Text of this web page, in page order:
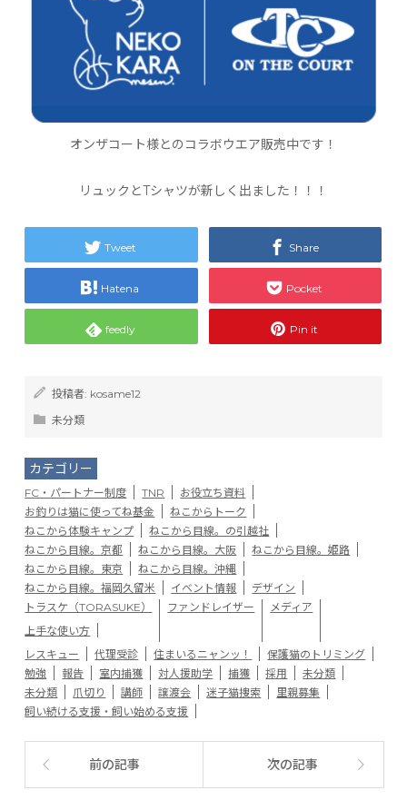
オンザコート様とのコラボウエア販売中です！
リュックとTシャツが新しく出ました！！！
Tweet Share
Hatena Pocket
feedly Pin it
投稿者: kosame12
未分類
カテゴリー
FC・パートナー制度 TNR
お役立ち資料
お釣りは猫に使ってね基金
ねこからトーク
ねこから体験キャンプ
ねこから目線。の引越社
ねこから目線。京都
ねこから目線。大阪
ねこから目線。姫路
ねこから目線。東京
ねこから目線。沖縄
ねこから目線。福岡久留米
イベント情報
デザイン
トラスケ（TORASUKE）
上手な使い方
ファンドレイザー メディア
レスキュー 代理受診 住まいるニャンッ！
保護猫のトリミング
勉強
報告 室内捕獲 対人援助学 捕獲 採用
未分類
未分類
爪切り 講師 譲渡会 迷子猫捜索
里親募集
飼い続ける支援・飼い始める支援
前の記事 次の記事